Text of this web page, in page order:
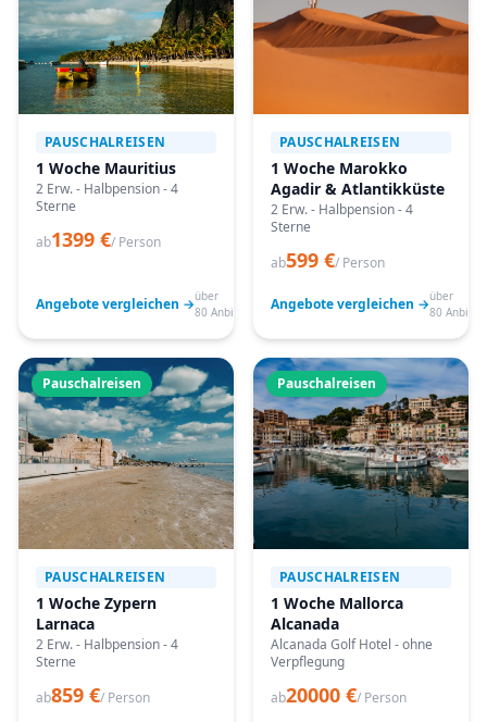
PAUSCHALREISEN
1 Woche Mauritius
2 Erw. - Halbpension - 4
Sterne
ab1399 €/ Person
Angebote vergleichen →über
80 Anbieter
PAUSCHALREISEN
1 Woche Marokko
Agadir & Atlantikküste
2 Erw. - Halbpension - 4
Sterne
ab599 €/ Person
Angebote vergleichen →über
80
Pauschalreisen
PAUSCHALREISEN
1 Woche Zypern
Larnaca
2 Erw. - Halbpension - 4
Sterne
ab859 €/ Person
Pauschalreisen
PAUSCHALREISEN
1 Woche Mallorca
Alcanada
Alcanada Golf Hotel - ohne
Verpflegung
ab20000 €/ Person